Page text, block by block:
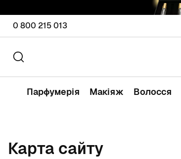
0 800 215 013
Парфумерія Макіяж Волосся
Карта сайту